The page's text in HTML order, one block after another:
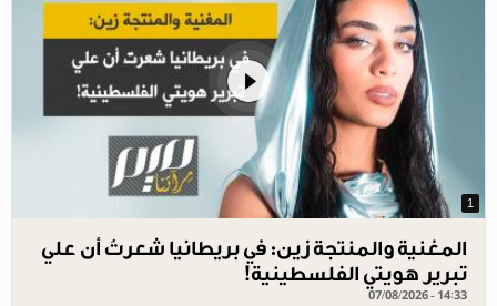
1
المغنية والمنتجة زين: في بريطانيا شعرتُ أن علي
تبرير هويتي الفلسطينية!
07/08/2026 - 14:33